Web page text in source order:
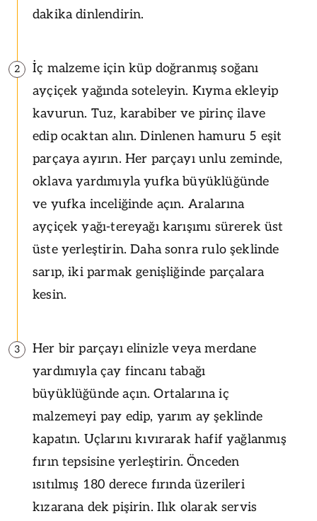
dakika dinlendirin.
2
İç malzeme için küp doğranmış soğanı
ayçiçek yağında soteleyin. Kıyma ekleyip
kavurun. Tuz, karabiber ve pirinç ilave
edip ocaktan alın. Dinlenen hamuru 5 eşit
parçaya ayırın. Her parçayı unlu zeminde,
oklava yardımıyla yufka büyüklüğünde
ve yufka inceliğinde açın. Aralarına
ayçiçek yağı-tereyağı karışımı sürerek üst
üste yerleştirin. Daha sonra rulo şeklinde
sarıp, iki parmak genişliğinde parçalara
kesin.
3
Her bir parçayı elinizle veya merdane
yardımıyla çay fincanı tabağı
büyüklüğünde açın. Ortalarına iç
malzemeyi pay edip, yarım ay şeklinde
kapatın. Uçlarını kıvırarak hafif yağlanmış
fırın tepsisine yerleştirin. Önceden
ısıtılmış 180 derece fırında üzerileri
kızarana dek pişirin. Ilık olarak servis